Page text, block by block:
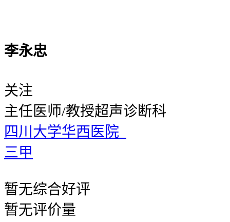
李永忠
关注
主任医师/教授超声诊断科
四川大学华西医院
三甲
暂无综合好评
暂无评价量